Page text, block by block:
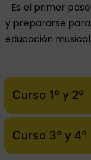
Es el primer
y prepararse
educación musical.
Curso 1º y 2º
Curso 3º y 4º